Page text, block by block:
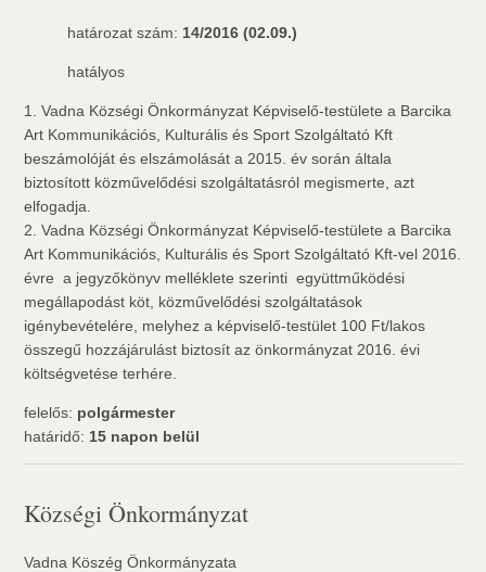
határozat szám: 14/2016 (02.09.)
hatályos
1. Vadna Községi Önkormányzat Képviselő-testülete a Barcika
Art Kommunikációs, Kulturális és Sport Szolgáltató Kft
beszámolóját és elszámolását a 2015. év során általa
biztosított közművelődési szolgáltatásról megismerte, azt
elfogadja.
2. Vadna Községi Önkormányzat Képviselő-testülete a Barcika
Art Kommunikációs, Kulturális és Sport Szolgáltató Kft-vel 2016.
évre  a jegyzőkönyv melléklete szerinti  együttműködési
megállapodást köt, közművelődési szolgáltatások
igénybevételére, melyhez a képviselő-testület 100 Ft/lakos
összegű hozzájárulást biztosít az önkormányzat 2016. évi
költségvetése terhére.
felelős: polgármester
határidő: 15 napon belül
Községi Önkormányzat
Vadna Köszég Önkormányzata